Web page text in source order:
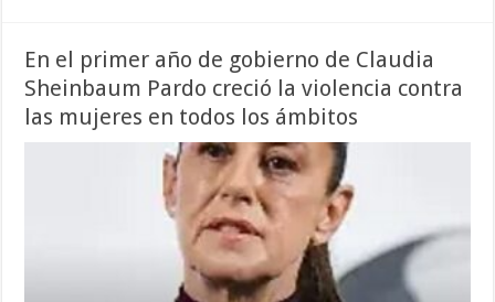
En el primer año de gobierno de Claudia
Sheinbaum Pardo creció la violencia contra
las mujeres en todos los ámbitos